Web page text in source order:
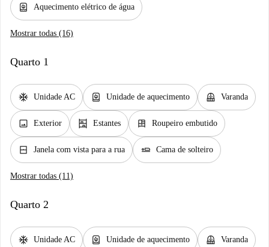
water_heater Aquecimento elétrico de água
Mostrar todas (16)
Quarto 1
ac_unit Unidade AC water_heater Unidade de aquecimento balcony Varanda
image Exterior shelves Estantes dresser Roupeiro embutido
window_closed Janela com vista para a rua airline_seat_flat Cama de solteiro
Mostrar todas (11)
Quarto 2
ac_unit Unidade AC water_heater Unidade de aquecimento balcony Varanda